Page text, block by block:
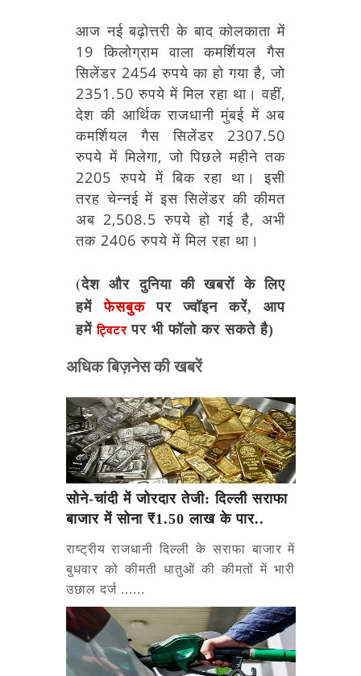
आज नई बढ़ोत्तरी के बाद कोलकाता में
19 किलोग्राम वाला कमर्शियल गैस
सिलेंडर 2454 रुपये का हो गया है, जो
2351.50 रुपये में मिल रहा था। वहीं,
देश की आर्थिक राजधानी मुंबई में अब
कमर्शियल गैस सिलेंडर 2307.50
रुपये में मिलेगा, जो पिछले महीने तक
2205 रुपये में बिक रहा था। इसी
तरह चेन्नई में इस सिलेंडर की कीमत
अब 2,508.5 रुपये हो गई है, अभी
तक 2406 रुपये में मिल रहा था।
(देश और दुनिया की खबरों के लिए
हमेंफेसबुकपर ज्वॉइन करें, आप
हमेंट्विटर पर भी फॉलो कर सकते है)
अधिक बिज़नेस की खबरें
सोने-चांदी में जोरदार तेजी: दिल्ली सराफा
बाजार में सोना ₹1.50 लाख के पार..
राष्ट्रीय राजधानी दिल्ली के सराफा बाजार में
बुधवार को कीमती धातुओं की कीमतों में भारी
उछाल दर्ज ......